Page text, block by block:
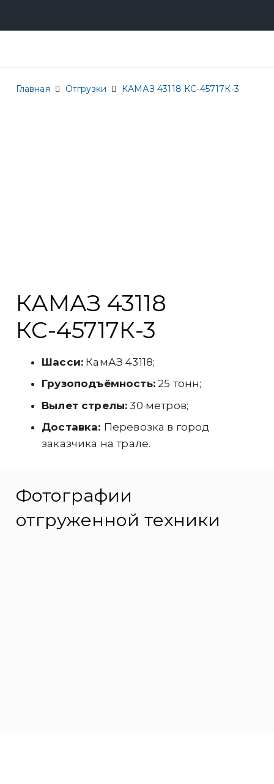
Главная Отгрузки КАМАЗ 43118 КС-45717К-3
КАМАЗ 43118
КС-45717К-3
Шасси: КамАЗ 43118;
Грузоподъёмность:25 тонн;
Вылет стрелы: 30 метров;
Доставка: Перевозка в город
заказчика на трале.
Фотографии
отгруженной техники